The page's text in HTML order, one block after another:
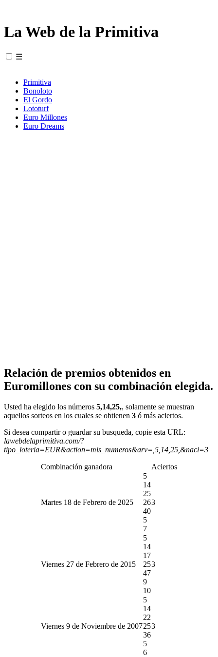
La Web de la Primitiva
☰
Primitiva
Bonoloto
El Gordo
Lototurf
Euro Millones
Euro Dreams
Relación de premios obtenidos en
Euromillones con su combinación elegida.
Usted ha elegido los números 5,14,25,, solamente se muestran
aquellos sorteos en los cuales se obtienen 3 ó más aciertos.
Si desea compartir o guardar su busqueda, copie esta URL:
lawebdelaprimitiva.com/?
tipo_loteria=EUR&action=mis_numeros&arv=,5,14,25,&naci=3
Combinación ganadora Aciertos
Martes 18 de Febrero de 2025
5
14
25
26
40
5
7
3
Viernes 27 de Febrero de 2015
5
14
17
25
47
9
10
3
Viernes 9 de Noviembre de 2007
5
14
22
25
36
5
6
3